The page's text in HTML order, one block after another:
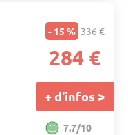
★★★
- 15 % 336 €
284 €
+ d'infos >
7.7/10